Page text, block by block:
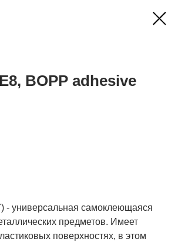
BOPP adhesive
- универсальная самоклеющаяся
предметов. Имеет
поверхностях, в этом